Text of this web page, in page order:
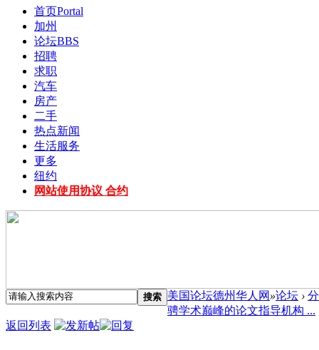
首页Portal
加州
论坛BBS
招聘
求职
汽车
房产
二手
热点新闻
生活服务
更多
纽约
网站使用协议 合约
搜索 美国论坛德州华人网 »论坛 ›
骋学术巅峰的论文指导机构 ...
返回列表